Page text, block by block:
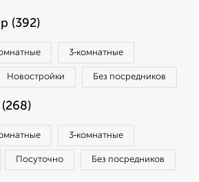
(392)
3‑комнатные
Новостройки Без посредников
3‑комнатные
Посуточно Без посредников